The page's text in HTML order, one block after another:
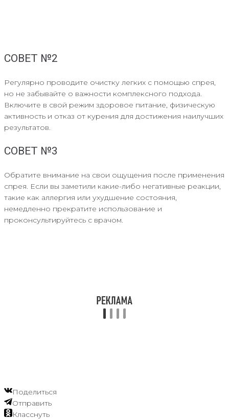
СОВЕТ №2
Регулярно проводите очистку легких с помощью спрея,
но не забывайте о важности комплексного подхода.
Включите в свой режим здоровое питание, физическую
активность и отказ от курения для достижения наилучших
результатов.
СОВЕТ №3
Обратите внимание на свои ощущения после применения
спрея. Если вы заметили какие-либо негативные реакции,
такие как аллергия или ухудшение состояния,
немедленно прекратите использование и
проконсультируйтесь с врачом.
Поделиться
Отправить
Класснуть